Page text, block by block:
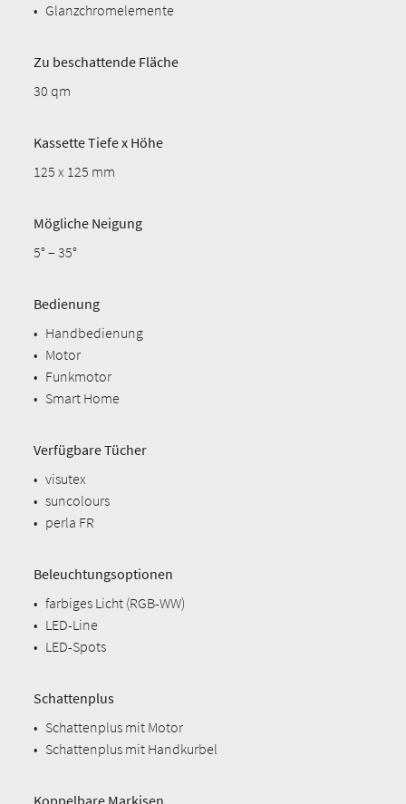
• Glanzchromelemente
Zu beschattende Fläche
30 qm
Kassette Tiefe x Höhe
125 x 125 mm
Mögliche Neigung
5° – 35°
Bedienung
• Handbedienung
• Motor
• Funkmotor
• Smart Home
Verfügbare Tücher
• visutex
• suncolours
• perla FR
Beleuchtungsoptionen
• farbiges Licht (RGB-WW)
• LED-Line
• LED-Spots
Schattenplus
• Schattenplus mit Motor
• Schattenplus mit Handkurbel
Koppelbare Markisen